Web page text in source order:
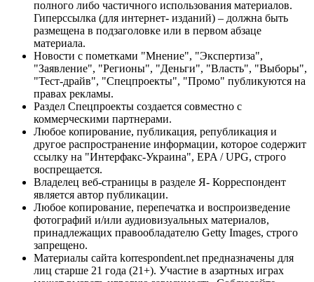
полного либо частичного использования материалов.
Гиперссылка (для интернет- изданий) – должна быть
размещена в подзаголовке или в первом абзаце
материала.
Новости с пометками "Мнение", "Экспертиза",
"Заявление", "Регионы", "Деньги", "Власть", "Выборы",
"Тест-драйв", "Спецпроекты", "Промо" публикуются на
правах рекламы.
Раздел Спецпроекты создается совместно с
коммерческими партнерами.
Любое копирование, публикация, републикация и
другое распространение информации, которое содержит
ссылку на "Интерфакс-Украина", EPA / UPG, строго
воспрещается.
Владелец веб-страницы в разделе Я- Корреспондент
является автор публикации.
Любое копирование, перепечатка и воспроизведение
фотографий и/или аудиовизуальных материалов,
принадлежащих правообладателю Getty Images, строго
запрещено.
Материалы сайта korrespondent.net предназначены для
лиц старше 21 года (21+). Участие в азартных играх